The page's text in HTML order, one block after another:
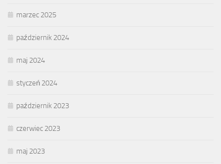
marzec 2025
październik 2024
maj 2024
styczeń 2024
październik 2023
czerwiec 2023
maj 2023